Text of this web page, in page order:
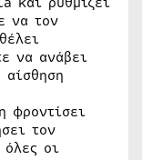
να τον
να ανάβει
φροντίσει
τον
οι